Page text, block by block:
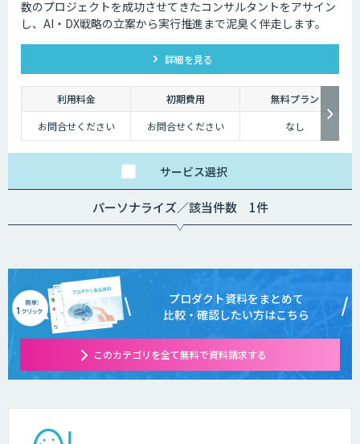
数のプロジェクトを成功させてきたコンサルタントをアサイン
し、AI・DX戦略の立案から実行推進まで泥臭く伴走します。
詳細を見る
利用料金 初期費用
無料プラン
お問合せください
お問合せください なし
サービス選択
パーソナライズ／該当件数 1件
プロダクト資料をまとめて
比較・確認したい方はこちら
このカテゴリを全て無料で資料請求する